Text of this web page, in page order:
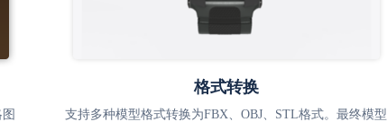
格式转换
支持多种模型格式转换为FBX、OBJ、STL格式。最终模型